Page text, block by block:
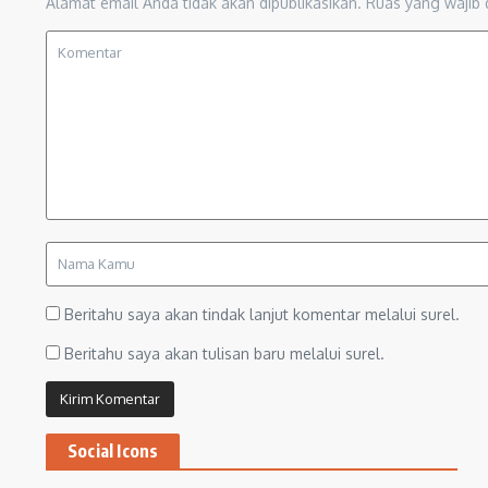
Beritahu saya akan tindak lanjut komentar melalui surel.
Beritahu saya akan tulisan baru melalui surel.
Social Icons